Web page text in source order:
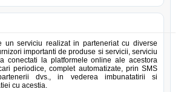
un serviciu realizat in parteneriat cu diverse
importanti de produse si servicii, serviciu
conectati la platformele online ale acestora
periodice, complet automatizate, prin SMS
dvs., in vederea imbunatatirii si
cu acestia.